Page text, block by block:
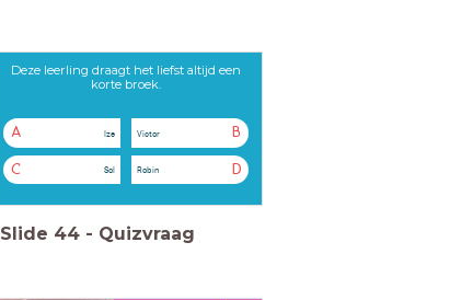
Deze leerling draagt het liefst altijd een
korte broek.
A Ize B
Victor
C Sol D
Robin
Slide 44 - Quizvraag